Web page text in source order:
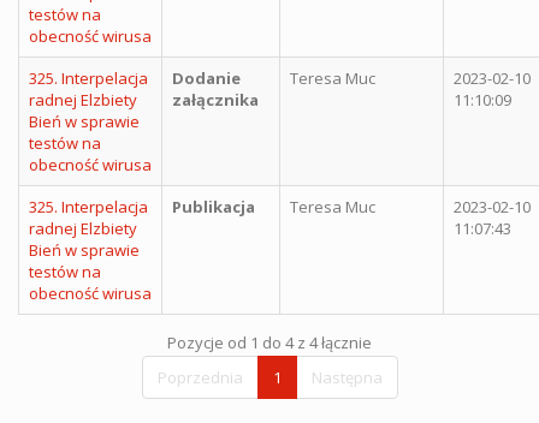
testów na
obecność wirusa
325. Interpelacja
radnej Elzbiety
Bień w sprawie
testów na
obecność wirusa
Dodanie
załącznika
Teresa Muc
2023-02-10
11:10:09
325. Interpelacja
radnej Elzbiety
Bień w sprawie
testów na
obecność wirusa
Publikacja Teresa Muc
2023-02-10
11:07:43
Pozycje od 1 do 4 z 4 łącznie
Poprzednia
1 Następna